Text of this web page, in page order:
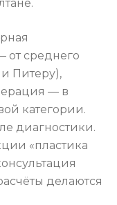
от среднего
Питеру),
— в
категории.
диагностики.
«пластика
делаются